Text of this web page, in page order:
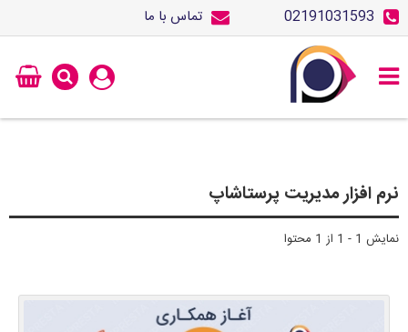
02191031593 تماس با ما
نرم افزار مدیریت پرستاشاپ
نمایش 1 - 1 از 1 محتوا